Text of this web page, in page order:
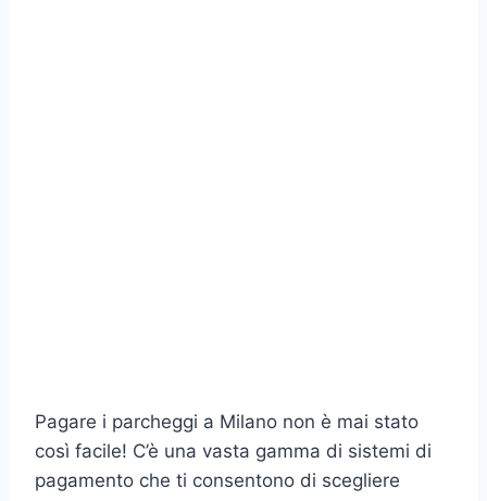
Pagare i parcheggi a Milano non è mai stato
così facile! C’è una vasta gamma di sistemi di
pagamento che ti consentono di scegliere